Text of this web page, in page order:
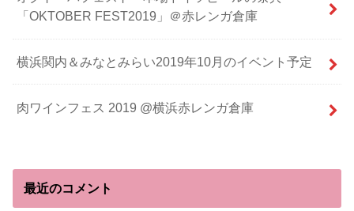
「OKTOBER FEST2019」＠赤レンガ倉庫
横浜関内＆みなとみらい2019年10月のイベント予定
肉ワインフェス 2019 @横浜赤レンガ倉庫
最近のコメント